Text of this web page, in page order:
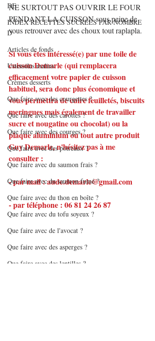
DE
INDEX RECETTES SUCREES PAR NOMBRE
D
Articles de fonds
Ustensiles malins
Crèmes desserts
Que faire avec des courgettes ?
Que faire avec des carottes ?
Que faire avec des courges ?
Que faire avec des poireaux ?
Que faire avec du saumon frais ?
Que faire avec du saumon fumé ?
Que faire avec du thon en boîte ?
Que faire avec du tofu soyeux ?
Que faire avec de l'avocat ?
Que faire avec des asperges ?
Que faire avec des lentilles ?
NE SURTOUT PAS OUVRIR LE FOUR
PENDANT LA CUISSON sous peine de
vous retrouver avec des choux tout raplapla.
Si vous êtes intéressé(e) par une toile de
cuisson Demarle (qui remplacera
efficacement votre papier de cuisson
habituel, sera donc plus économique et
vous permettra de cuire feuilletés, biscuits
meringues mais également de travailler
sucre et nougatine ou chocolat) ou la
plaque aluminium ou tout autre produit
Guy Demarle, n'hésitez pas à me
consulter :
- par mail : aude.demarle@gmail.com
- par téléphone : 06 81 24 26 87